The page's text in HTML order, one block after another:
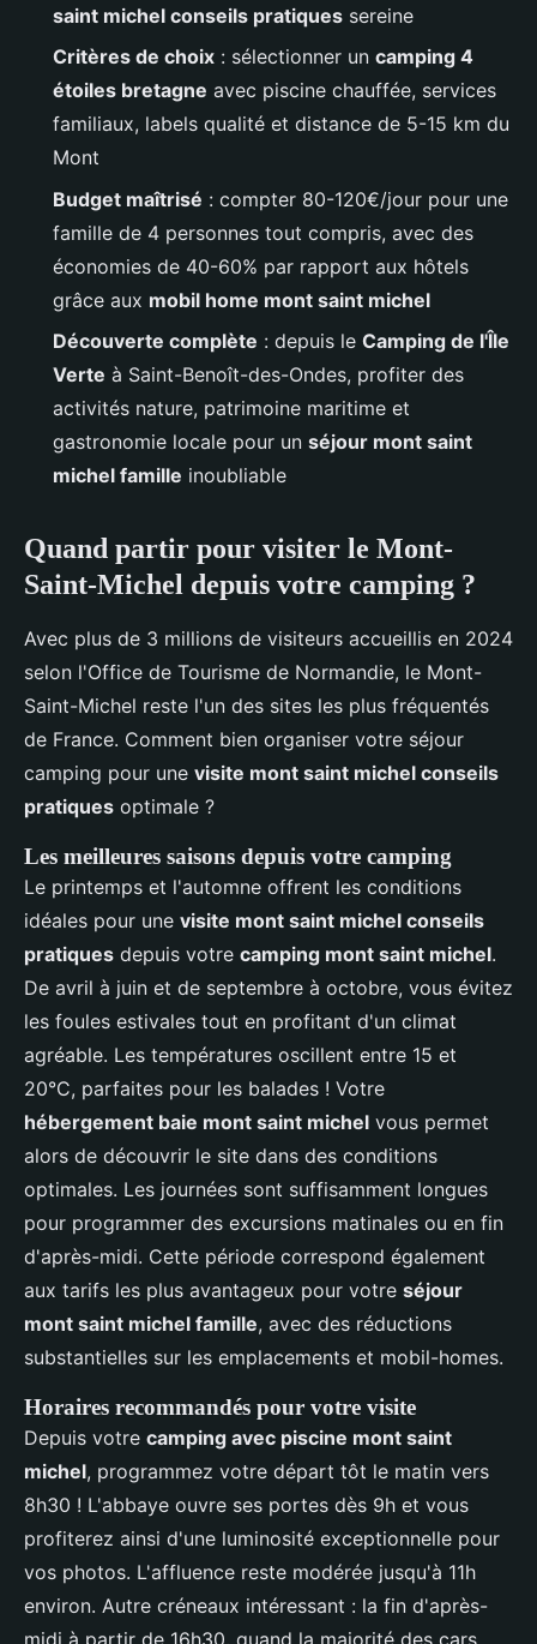
saint michel conseils pratiques sereine
Critères de choix : sélectionner un camping 4
étoiles bretagne avec piscine chauffée, services
familiaux, labels qualité et distance de 5-15 km du
Mont
Budget maîtrisé : compter 80-120€/jour pour une
famille de 4 personnes tout compris, avec des
économies de 40-60% par rapport aux hôtels
grâce aux mobil home mont saint michel
Découverte complète : depuis le Camping de l'Île
Verte à Saint-Benoît-des-Ondes, profiter des
activités nature, patrimoine maritime et
gastronomie locale pour un séjour mont saint
michel famille inoubliable
Quand partir pour visiter le Mont-
Saint-Michel depuis votre camping ?
Avec plus de 3 millions de visiteurs accueillis en 2024
selon l'Office de Tourisme de Normandie, le Mont-
Saint-Michel reste l'un des sites les plus fréquentés
de France. Comment bien organiser votre séjour
camping pour une visite mont saint michel conseils
pratiques optimale ?
Les meilleures saisons depuis votre camping
Le printemps et l'automne offrent les conditions
idéales pour une visite mont saint michel conseils
pratiques depuis votre camping mont saint michel.
De avril à juin et de septembre à octobre, vous évitez
les foules estivales tout en profitant d'un climat
agréable. Les températures oscillent entre 15 et
20°C, parfaites pour les balades ! Votre
hébergement baie mont saint michel vous permet
alors de découvrir le site dans des conditions
optimales. Les journées sont suffisamment longues
pour programmer des excursions matinales ou en fin
d'après-midi. Cette période correspond également
aux tarifs les plus avantageux pour votre séjour
mont saint michel famille, avec des réductions
substantielles sur les emplacements et mobil-homes.
Horaires recommandés pour votre visite
Depuis votre camping avec piscine mont saint
michel, programmez votre départ tôt le matin vers
8h30 ! L'abbaye ouvre ses portes dès 9h et vous
profiterez ainsi d'une luminosité exceptionnelle pour
vos photos. L'affluence reste modérée jusqu'à 11h
environ. Autre créneaux intéressant : la fin d'après-